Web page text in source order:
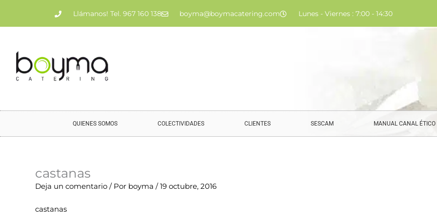
al
Llámanos! Tel. 967 160 138 boyma@boymacatering.com Lunes - Viernes : 7:00 - 14:30
QUIENES SOMOS COLECTIVIDADES CLIENTES SESCAM MANUAL CANAL ÉTICO
castanas
Deja un comentario / Por boyma /19 octubre, 2016
castanas
Nombre*
Correo
electrónico*
Web